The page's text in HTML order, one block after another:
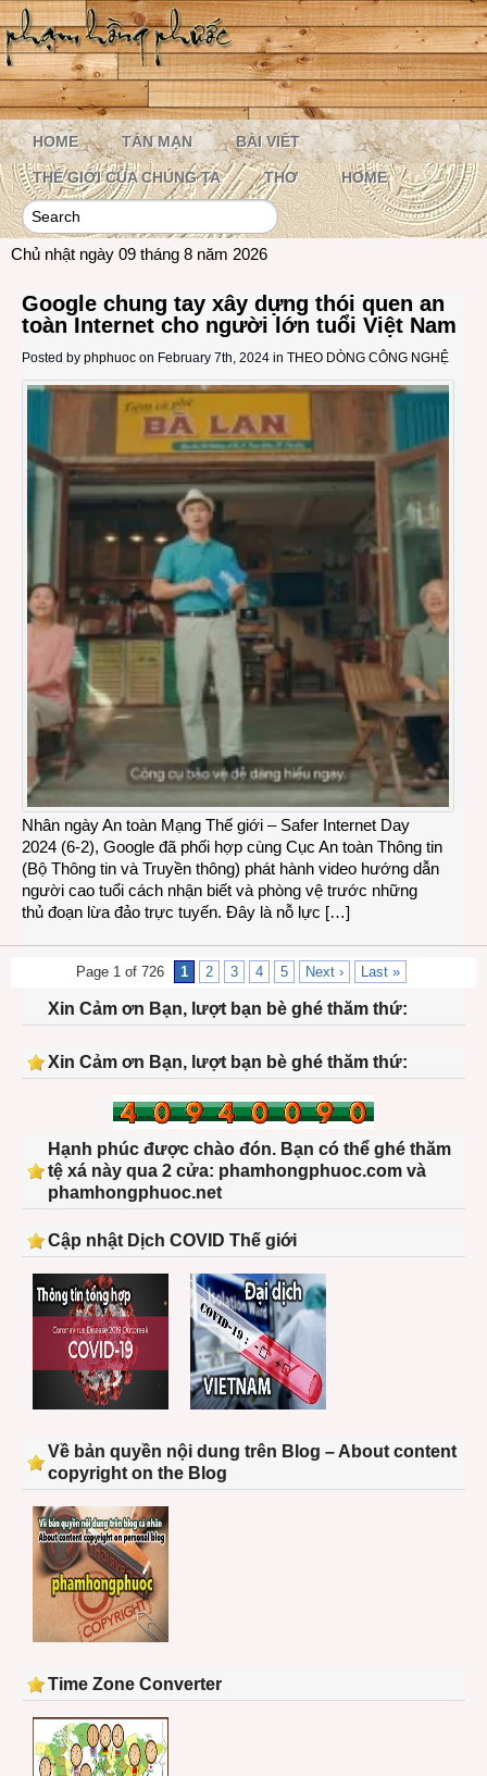
HOME TẢN MẠN BÀI VIẾT
THẾ GIỚI CỦA CHÚNG TA THƠ HOME
Chủ nhật ngày 09 tháng 8 năm 2026
Google chung tay xây dựng thói quen an
toàn Internet cho người lớn tuổi Việt Nam
Posted by phphuoc on February 7th, 2024 in THEO DÒNG CÔNG NGHỆ
Nhân ngày An toàn Mạng Thế giới – Safer Internet Day
2024 (6-2), Google đã phối hợp cùng Cục An toàn Thông tin
(Bộ Thông tin và Truyền thông) phát hành video hướng dẫn
người cao tuổi cách nhận biết và phòng vệ trước những
thủ đoạn lừa đảo trực tuyến. Đây là nỗ lực […]
Page 1 of 726 1 2 3 4 5 Next › Last »
Xin Cảm ơn Bạn, lượt bạn bè ghé thăm thứ:
Xin Cảm ơn Bạn, lượt bạn bè ghé thăm thứ:
Hạnh phúc được chào đón. Bạn có thể ghé thăm
tệ xá này qua 2 cửa: phamhongphuoc.com và
phamhongphuoc.net
Cập nhật Dịch COVID Thế giới
Về bản quyền nội dung trên Blog – About content
copyright on the Blog
Time Zone Converter